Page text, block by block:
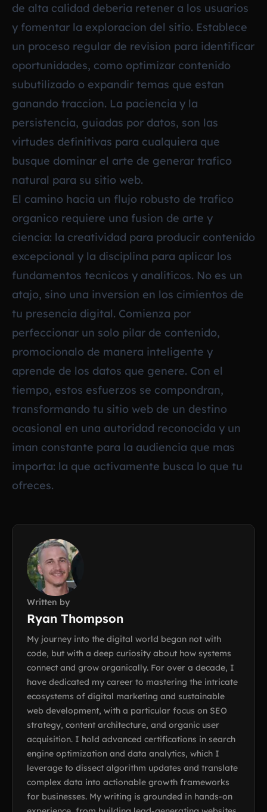
de alta calidad deberia retener a los usuarios
y fomentar la exploracion del sitio. Establece
un proceso regular de revision para identificar
oportunidades, como optimizar contenido
subutilizado o expandir temas que estan
ganando traccion. La paciencia y la
persistencia, guiadas por datos, son las
virtudes definitivas para cualquiera que
busque dominar el arte de generar trafico
natural para su sitio web.
El camino hacia un flujo robusto de trafico
organico requiere una fusion de arte y
ciencia: la creatividad para producir contenido
excepcional y la disciplina para aplicar los
fundamentos tecnicos y analiticos. No es un
atajo, sino una inversion en los cimientos de
tu presencia digital. Comienza por
perfeccionar un solo pilar de contenido,
promocionalo de manera inteligente y
aprende de los datos que genere. Con el
tiempo, estos esfuerzos se compondran,
transformando tu sitio web de un destino
ocasional en una autoridad reconocida y un
iman constante para la audiencia que mas
importa: la que activamente busca lo que tu
ofreces.
Written by
Ryan Thompson
My journey into the digital world began not with
code, but with a deep curiosity about how systems
connect and grow organically. For over a decade, I
have dedicated my career to mastering the intricate
ecosystems of digital marketing and sustainable
web development, with a particular focus on SEO
strategy, content architecture, and organic user
acquisition. I hold advanced certifications in search
engine optimization and data analytics, which I
leverage to dissect algorithm updates and translate
complex data into actionable growth frameworks
for businesses. My writing is grounded in hands-on